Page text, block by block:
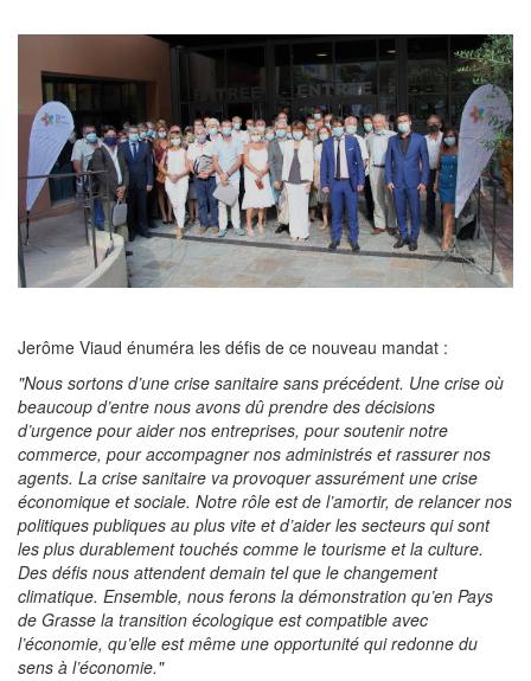
Jerôme Viaud énuméra les défis de ce nouveau mandat :
"Nous sortons d’une crise sanitaire sans précédent. Une crise où
beaucoup d’entre nous avons dû prendre des décisions
d’urgence pour aider nos entreprises, pour soutenir notre
commerce, pour accompagner nos administrés et rassurer nos
agents. La crise sanitaire va provoquer assurément une crise
économique et sociale. Notre rôle est de l’amortir, de relancer nos
politiques publiques au plus vite et d’aider les secteurs qui sont
les plus durablement touchés comme le tourisme et la culture.
Des défis nous attendent demain tel que le changement
climatique. Ensemble, nous ferons la démonstration qu’en Pays
de Grasse la transition écologique est compatible avec
l’économie, qu’elle est même une opportunité qui redonne du
sens à l’économie."